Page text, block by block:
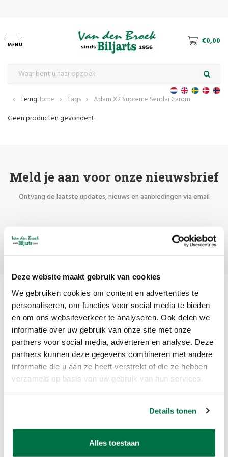
Deze website maakt gebruik van cookies
We gebruiken cookies om content en advertenties te
personaliseren, om functies voor social media te bieden
en om ons websiteverkeer te analyseren. Ook delen we
informatie over uw gebruik van onze site met onze
partners voor social media, adverteren en analyse. Deze
partners kunnen deze gegevens combineren met andere
informatie die u aan ze heeft verstrekt of die ze hebben
verzameld op basis van uw gebruik van hun services.
Details tonen
Alles toestaan
MENU €0,00
TerugHome Tags Adam X2 Supreme Sendai Carom
Geen producten gevonden!...
Meld je aan voor onze nieuwsbrief
Ontvang de laatste updates, nieuws en aanbiedingen via email
Abonneer
Van den Broek Biljarts staat voor kwaliteit, vakmanschap en service.
Van den Broek Biljarts
Nederland
app ons op 036-5374054